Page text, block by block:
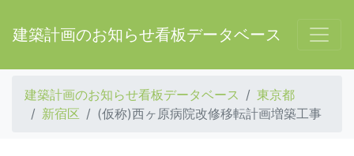
建築計画のお知らせ看板データベース
建築計画のお知らせ看板データベース
東京都
新宿区
(仮称)西ヶ原病院改修移転計画増築工事